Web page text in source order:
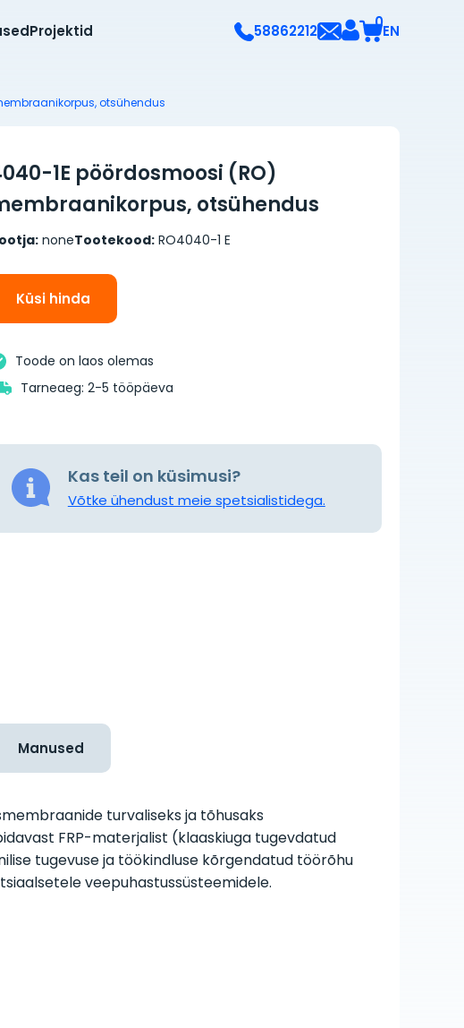
Projektid 58862212 0EN
otsühendus
1E pöördosmoosi (RO)
otsühendus
noneTootekood:RO4040-1 E
Küsi hinda
Toode on laos olemas
Tarneaeg: 2-5 tööpäeva
Kas teil on küsimusi?
Võtke ühendust meie spetsialistidega.
Manused
turvaliseks ja tõhusaks
FRP-materjalist (klaaskiuga tugevdatud
tugevuse ja töökindluse kõrgendatud töörõhu
veepuhastussüsteemidele.